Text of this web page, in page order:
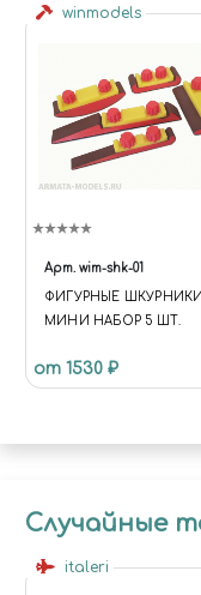
winmodels
Арт. wim-shk-01
ФИГУРНЫЕ ШКУРНИКИ
МИНИ НАБОР 5 ШТ.
от 1530 ₽
Случайные
italeri